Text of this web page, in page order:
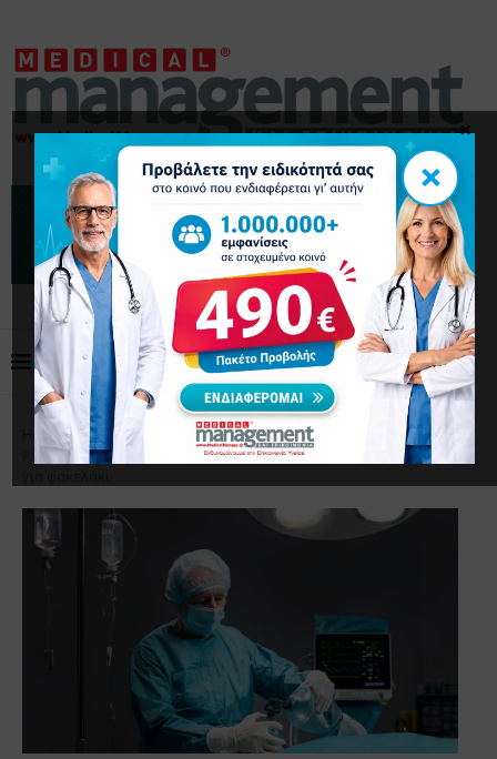
Home Επικαιρότητα
Νοσοκομείο «Άγιοι
Ανάργυροι»: Σε αργία αναισθησιολόγος μετά από καταγγελία
×
×